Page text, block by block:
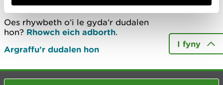
Oes rhywbeth o’i le gyda’r dudalen
hon? Rhowch eich adborth.
Argraffu’r dudalen hon
I fyny